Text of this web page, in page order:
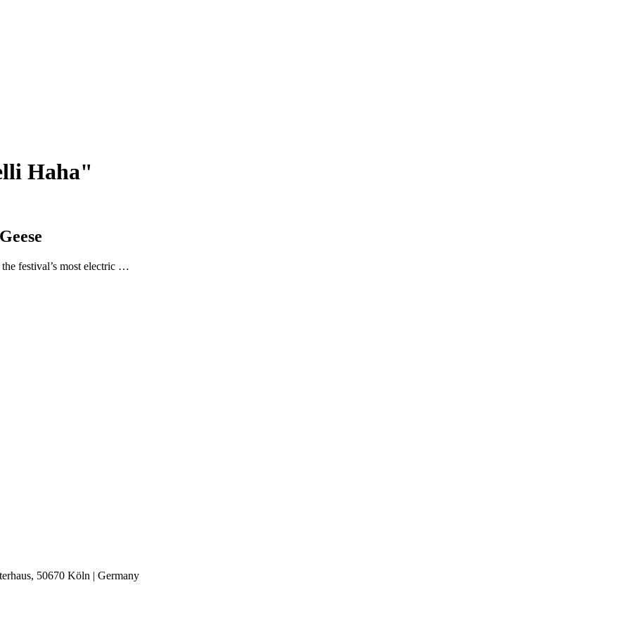
Haha"
festival’s most electric …
50670 Köln | Germany